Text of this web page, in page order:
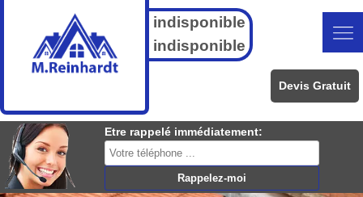
indisponible
indisponible
Devis Gratuit
Etre rappelé immédiatement: